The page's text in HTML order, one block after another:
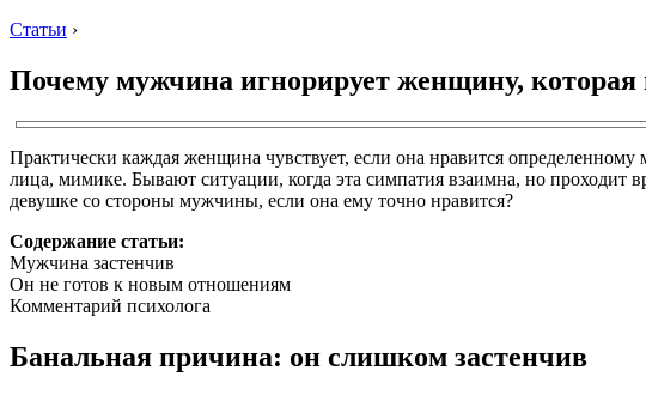
Статьи ›
Почему мужчина игнорирует женщину, которая
Практически каждая женщина чувствует, если она нравится
лица, мимике. Бывают ситуации, когда эта симпатия взаимна, но проходит
девушке со стороны мужчины, если она ему точно нравится?
Содержание статьи:
Мужчина застенчив
Он не готов к новым отношениям
Комментарий психолога
Банальная причина: он слишком застенчив